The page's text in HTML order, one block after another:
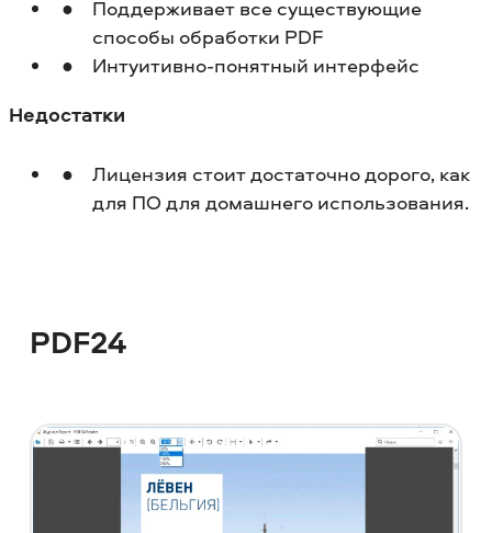
Поддерживает все существующие
способы обработки PDF
Интуитивно-понятный интерфейс
Недостатки
Лицензия стоит достаточно дорого, как
для ПО для домашнего использования.
PDF24